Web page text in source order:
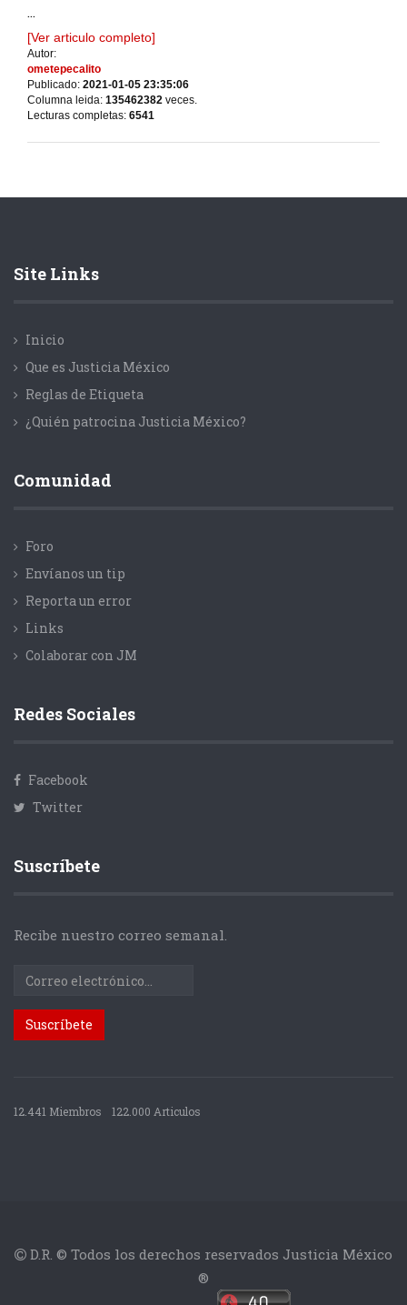
...
[Ver articulo completo]
Autor:
ometepecalito
Publicado: 2021-01-05 23:35:06
Columna leida: 135462382 veces.
Lecturas completas: 6541
Site Links
Inicio
Que es Justicia México
Reglas de Etiqueta
¿Quién patrocina Justicia México?
Comunidad
Foro
Envíanos un tip
Reporta un error
Links
Colaborar con JM
Redes Sociales
Facebook
Twitter
Suscríbete
Recibe nuestro correo semanal.
12.441 Miembros 122.000 Articulos
D.R. © Todos los derechos reservados Justicia México
®